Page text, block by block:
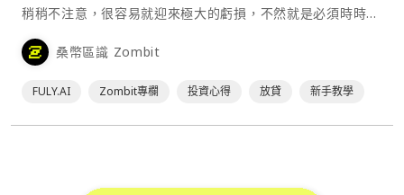
稍稍不注意，很容易就迎來極大的虧損，不然就是必須時時刻
刻盯著盤勢，難道沒有不需要每天隨著股市殺進殺出的投資方
式嗎? 放貸策略⋯
桑幣區識 Zombit
FULY.AI Zombit專欄 投資心得 放貸 新手教學